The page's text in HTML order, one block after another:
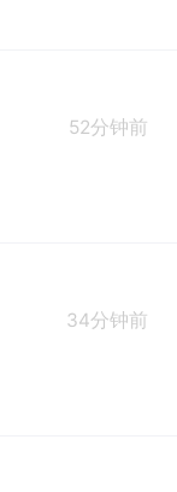
52分钟前
34分钟前